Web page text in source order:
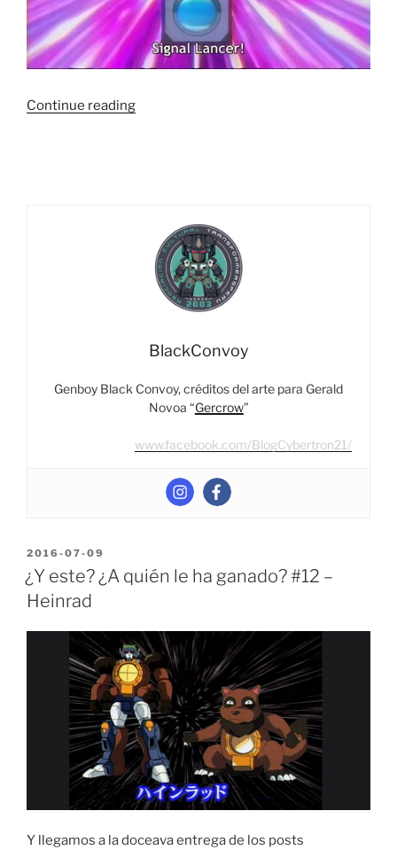
Continue reading“El
raros.”
BlackConvoy
Genboy Black Convoy, créditos del arte para Gerald
Novoa “Gercrow”
www.facebook.com/BlogCybertron21/
POSTED
ON
2016-07-09
¿Y este? ¿A quién le ha ganado? #12 –
Heinrad
Y llegamos a la doceava entrega de los posts